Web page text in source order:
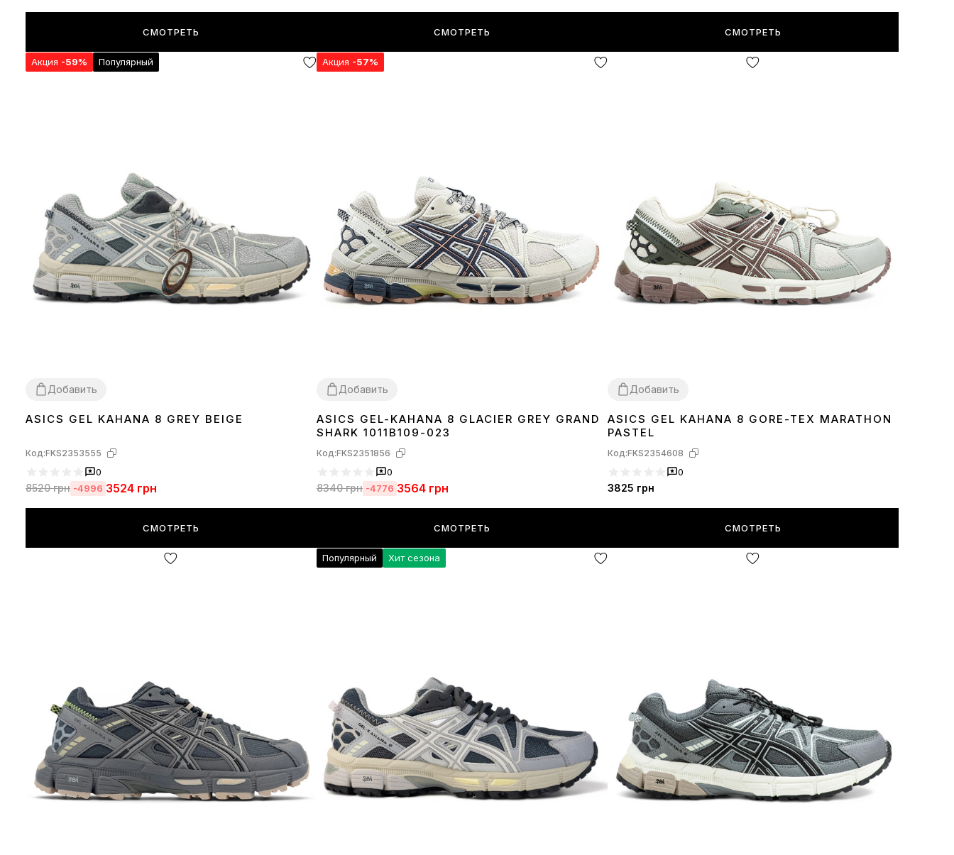
СМОТРЕТЬ СМОТРЕТЬ СМОТРЕТЬ
Акция -59% Популярный
Добавить
36 37383940 4142 434445
ASICS GEL KAHANA 8 GREY BEIGE
Код:FKS2353555
0
8520грн -4996 3524 грн
СМОТРЕТЬ
Акция -57%
Добавить
36 373839404142434445
ASICS GEL-KAHANA 8 GLACIER GREY GRAND
SHARK 1011B109-023
Код:FKS2351856
0
8340грн -4776 3564грн
СМОТРЕТЬ
Добавить
36 37383941 42434445
ASICS GEL KAHANA 8 GORE-TEX MARATHON
PASTEL
Код:FKS2354608
0
3825 грн
СМОТРЕТЬ
Популярный Хит сезона